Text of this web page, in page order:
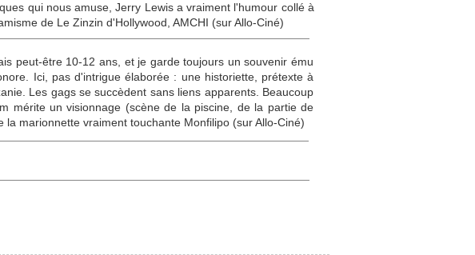
qui nous amuse, Jerry Lewis a vraiment l'humour collé à
de Le Zinzin d'Hollywood, AMCHI (sur Allo-Ciné)
peut-être 10-12 ans, et je garde toujours un souvenir ému
Ici, pas d'intrigue élaborée : une historiette, prétexte à
Les gags se succèdent sans liens apparents. Beaucoup
mérite un visionnage (scène de la piscine, de la partie de
marionnette vraiment touchante Monfilipo (sur Allo-Ciné)